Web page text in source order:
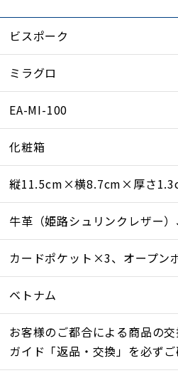
ビスポーク
ミラグロ
EA-MI-100
化粧箱
縦11.5cm×横8.7cm×厚さ
牛革（姫路シュリンクレザー
カードポケット×3、オープ
ベトナム
お客様のご都合による商品の
ガイド「返品・交換」を必ず